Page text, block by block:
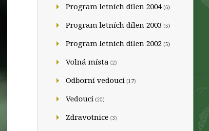
Program letních dílen 2004 (6)
Program letních dílen 2003 (5)
Program letních dílen 2002 (5)
Volná místa (2)
Odborní vedoucí (17)
Vedoucí (20)
Zdravotnice (3)